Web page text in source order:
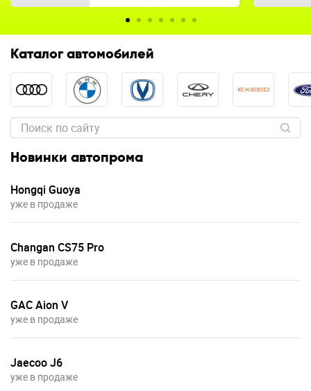
Каталог автомобилей
Новинки автопрома
Hongqi Guoya
уже в продаже
Changan CS75 Pro
уже в продаже
GAC Aion V
уже в продаже
Jaecoo J6
уже в продаже